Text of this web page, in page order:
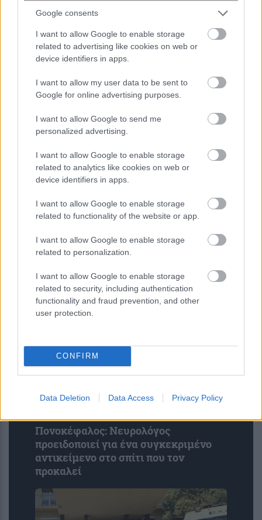
Google consents
I want to allow Google to enable storage
related to advertising like cookies on web or
device identifiers in apps.
I want to allow my user data to be sent to
Google for online advertising purposes.
I want to allow Google to send me
personalized advertising.
I want to allow Google to enable storage
related to analytics like cookies on web or
device identifiers in apps.
I want to allow Google to enable storage
related to functionality of the website or app.
I want to allow Google to enable storage
related to personalization.
I want to allow Google to enable storage
related to security, including authentication
functionality and fraud prevention, and other
user protection.
CONFIRM
Data Deletion Data Access Privacy Policy
Χανιά: Πιάστηκαν στα χέρια έξω από
το νοσοκομείο – Ένας τραυματίας από
το άγριο επεισόδιο
Στον ανακριτή οι 2 Ινδοί που
ομολόγησαν ότι σκότωσαν τον
ψυχολόγο – «Φονιάδες» φώναζαν
συγγ...
Πονοκέφαλος: Νευρολόγος
προειδοποιεί για ένα συγκεκριμένο
αντικείμενο στο σπίτι που τον
προκαλεί